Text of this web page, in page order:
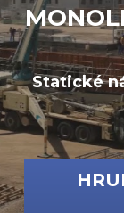
KARIÉRA
PROČ
VÝZKUM
Statické